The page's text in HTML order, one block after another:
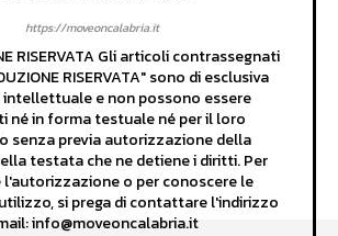
https://moveoncalabria.it
RISERVATA Gli articoli contrassegnati
RISERVATA" sono di esclusiva
e non possono essere
né in forma testuale né per il loro
senza previa autorizzazione della
testata che ne detiene i diritti. Per
l'autorizzazione o per conoscere le
si prega di contattare l'indirizzo
info@moveoncalabria.it